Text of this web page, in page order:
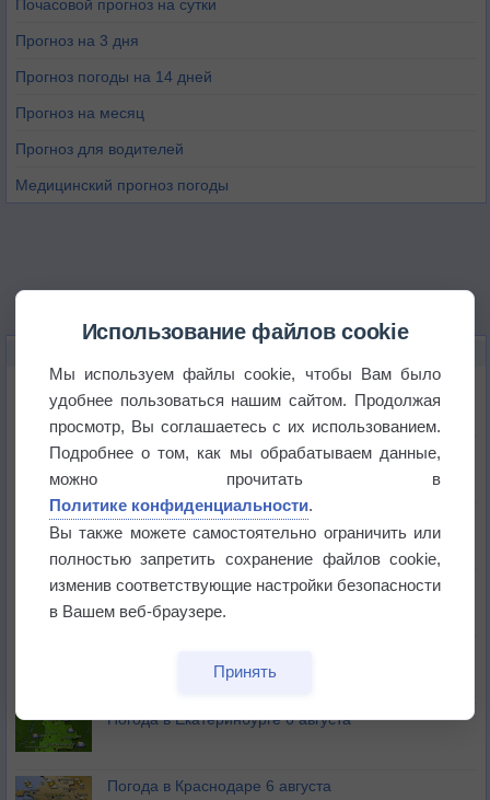
Почасовой прогноз на сутки
Прогноз на 3 дня
Прогноз погоды на 14 дней
Прогноз на месяц
Прогноз для водителей
Медицинский прогноз погоды
Космическая погода влияет на транспорт
Приложение построит маршрут через тень
Атмосфера начала замерзать
В Приморье обнаружены морские волны тепла
Погода в Екатеринбурге 6 августа
Погода в Краснодаре 6 августа
Использование файлов cookie
Мы используем файлы cookie, чтобы Вам было
удобнее пользоваться нашим сайтом. Продолжая
просмотр, Вы соглашаетесь с их использованием.
Подробнее о том, как мы обрабатываем данные,
можно прочитать в
Политике конфиденциальности.
Вы также можете самостоятельно ограничить или
полностью запретить сохранение файлов cookie,
изменив соответствующие настройки безопасности
в Вашем веб-браузере.
Принять